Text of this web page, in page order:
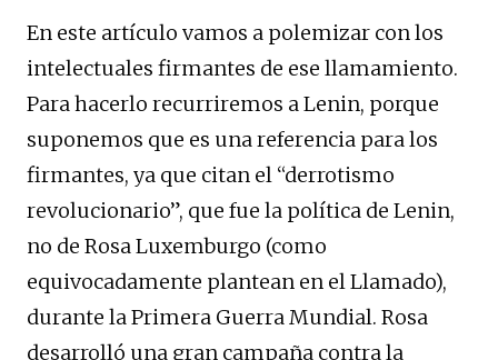
En este artículo vamos a polemizar con los
intelectuales firmantes de ese llamamiento.
Para hacerlo recurriremos a Lenin, porque
suponemos que es una referencia para los
firmantes, ya que citan el “derrotismo
revolucionario”, que fue la política de Lenin,
no de Rosa Luxemburgo (como
equivocadamente plantean en el Llamado),
durante la Primera Guerra Mundial. Rosa
desarrolló una gran campaña contra la